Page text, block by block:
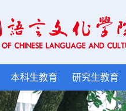
本科生教育 研究生教育